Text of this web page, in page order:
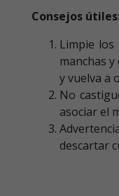
Consejos
Limpie los
manchas
y vuelva a
No
asociar el
descartar